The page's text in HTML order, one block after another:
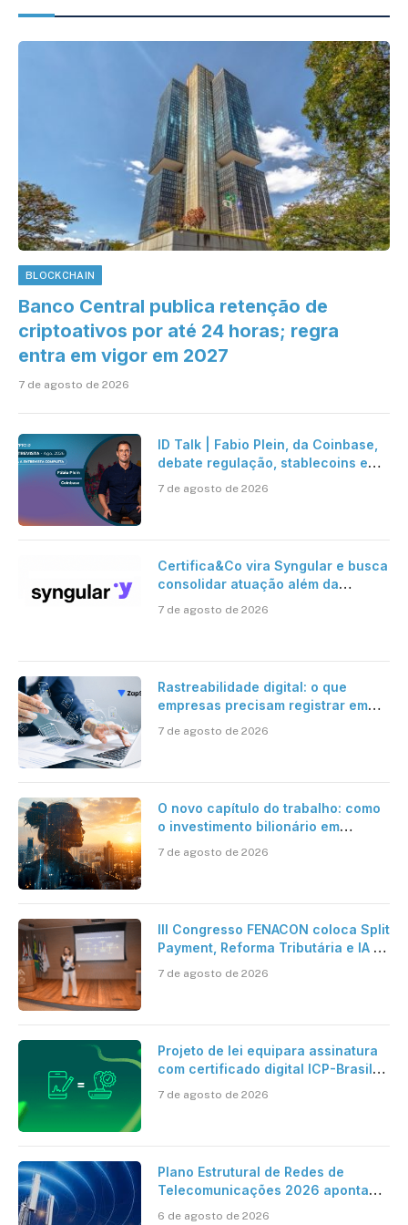
BLOCKCHAIN
Banco Central publica retenção de
criptoativos por até 24 horas; regra
entra em vigor em 2027
7 de agosto de 2026
ID Talk | Fabio Plein, da Coinbase,
debate regulação, stablecoins e
7 de agosto de 2026
Certifica&Co vira Syngular e busca
consolidar atuação além da
7 de agosto de 2026
Rastreabilidade digital: o que
empresas precisam registrar em
7 de agosto de 2026
O novo capítulo do trabalho: como
o investimento bilionário em
verdadeira era da inteligência
7 de agosto de 2026
III Congresso FENACON coloca Split
Payment, Reforma Tributária e IA no
7 de agosto de 2026
Projeto de lei equipara assinatura
com certificado digital ICP-Brasil
cartório
7 de agosto de 2026
Plano Estrutural de Redes de
Telecomunicações 2026 aponta
6 de agosto de 2026